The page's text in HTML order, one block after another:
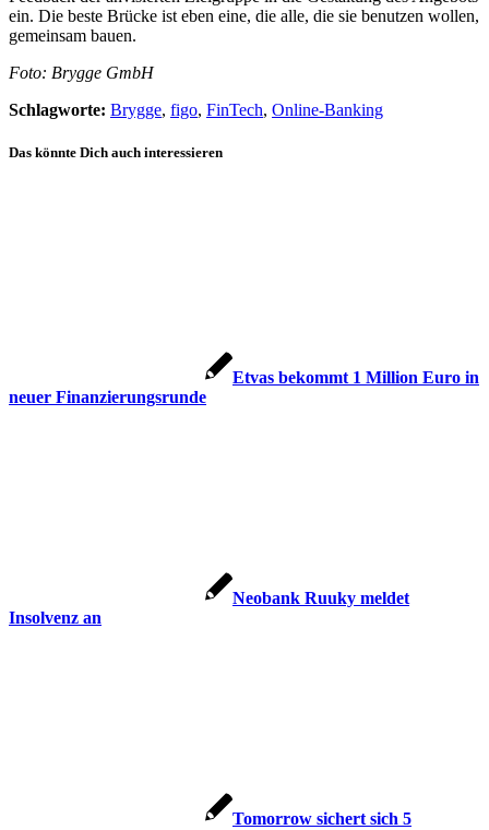
ein. Die beste Brücke ist eben eine, die alle, die sie benutzen wollen,
gemeinsam bauen.
Foto: Brygge GmbH
Schlagworte: Brygge, figo, FinTech, Online-Banking
Das könnte Dich auch interessieren
Etvas bekommt 1 Million Euro in
neuer Finanzierungsrunde
Neobank Ruuky meldet
Insolvenz an
Tomorrow sichert sich 5